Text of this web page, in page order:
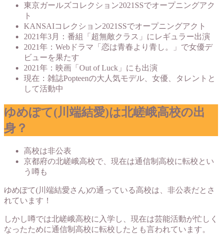
東京ガールズコレクション2021SSでオープニングアク
ト
KANSAIコレクション2021SSでオープニングアクト
2021年3月：番組「超無敵クラス」にレギュラー出演
2021年：Webドラマ「恋は青春より青し。」で女優デ
ビューを果たす
2021年：映画「Out of Luck」にも出演
現在：雑誌Popteenの大人気モデル、女優、タレントと
して活動中
ゆめぽて(川端結愛)は北嵯峨高校の出
身？
高校は非公表
京都府の北嵯峨高校で、現在は通信制高校に転校とい
う噂も
ゆめぽて(川端結愛さん)の通っている高校は、非公表だとさ
れています！
しかし噂では北嵯峨高校に入学し、現在は芸能活動が忙しく
なったために通信制高校に転校したとも言われています。